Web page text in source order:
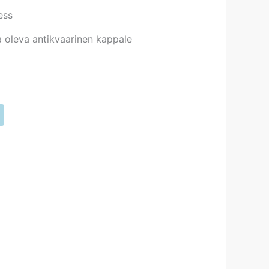
oleva antikvaarinen kappale